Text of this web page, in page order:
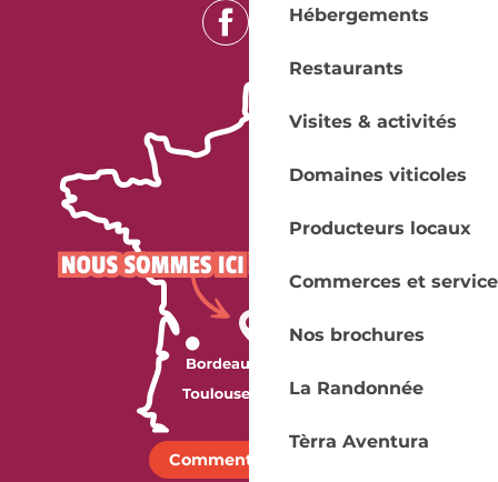
Hébergements
Restaurants
Visites & activités
Domaines viticoles
Producteurs locaux
Commerces et
Nos brochures
La Randonnée
Tèrra Aventura
Comment venir ?